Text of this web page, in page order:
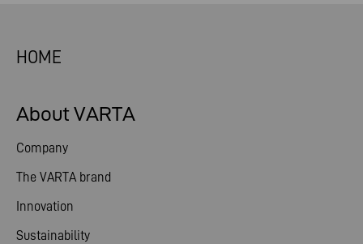
HOME
About VARTA
Company
The VARTA brand
Innovation
Sustainability